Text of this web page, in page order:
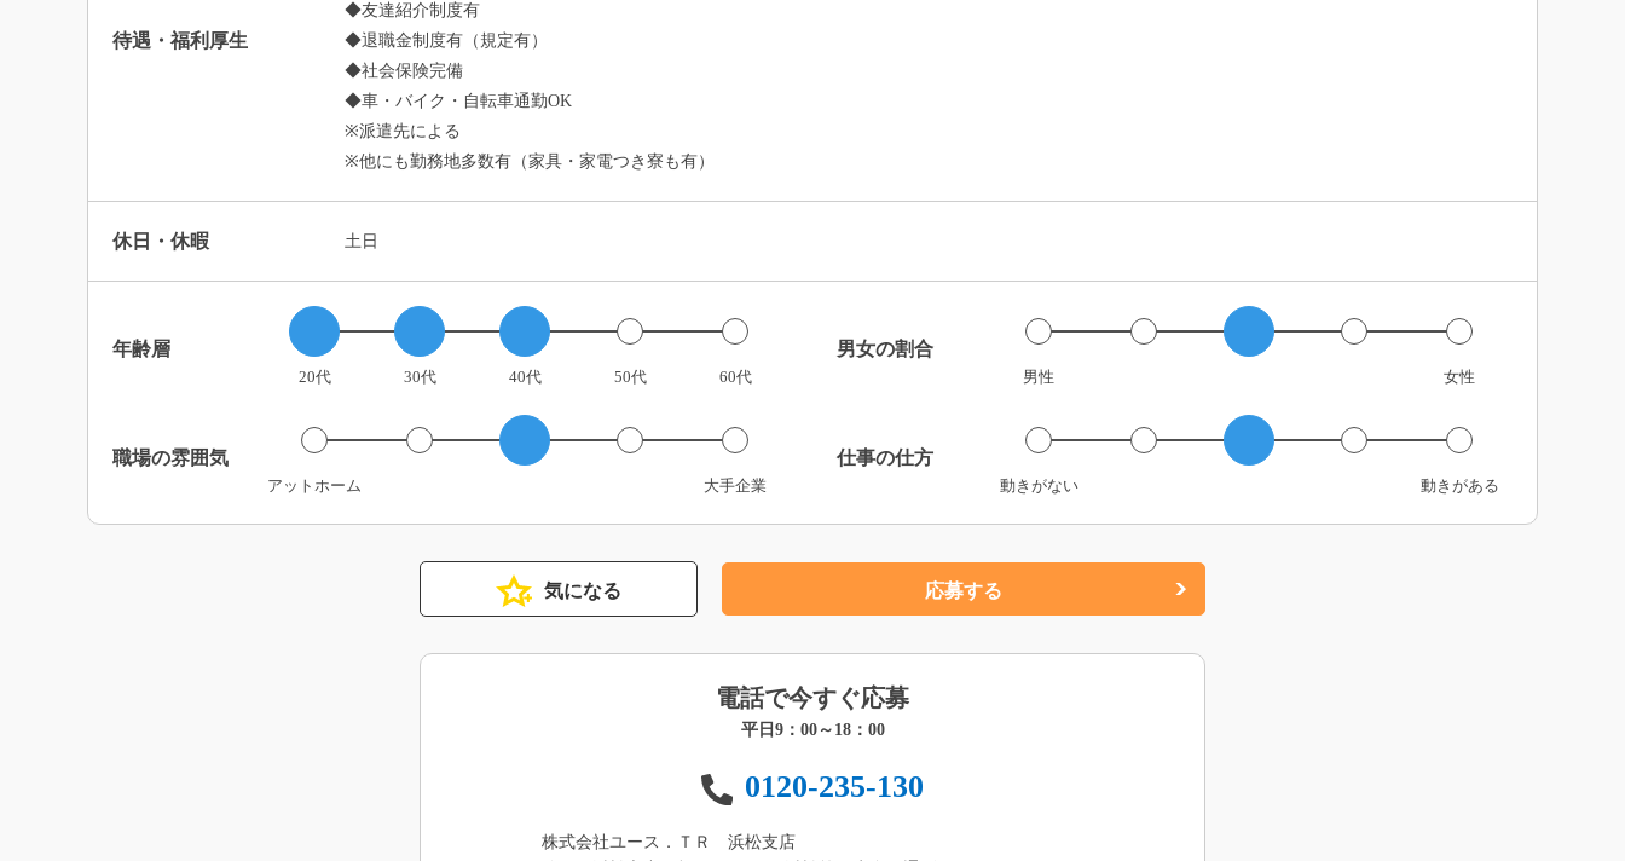
待遇・福利厚生
◆友達紹介制度有
◆退職金制度有（規定有）
◆社会保険完備
◆車・バイク・自転車通勤OK
※派遣先による
※他にも勤務地多数有（家具・家電つき寮も有）
休日・休暇 土日
年齢層
20代 30代 40代 50代 60代
男女の割合
男性 女性
職場の雰囲気
アットホーム 大手企業
仕事の仕方
動きがない 動きがある
気になる 応募する
電話で今すぐ応募
平日9：00～18：00
0120-235-130
株式会社ユース．ＴＲ 浜松支店